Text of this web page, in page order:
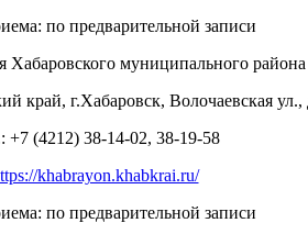
по предварительной записи
Хабаровского муниципального района
край, г.Хабаровск, Волочаевская ул.,
+7 (4212) 38-14-02, 38-19-58
khabrayon.khabkrai.ru/
по предварительной записи